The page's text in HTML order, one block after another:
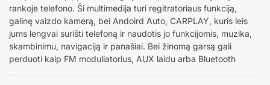
119,00 €. 110,00 €.
rankoje telefono. Ši multimedija turi regitratoriaus funkciją,
galinę vaizdo kamerą, bei Andoird Auto, CARPLAY, kuris leis
jums lengvai surišti telefoną ir naudotis jo funkcijomis, muzika,
skambinimu, navigaciją ir panašiai. Bei žinomą garsą gali
perduoti kaip FM moduliatorius, AUX laidu arba Bluetooth